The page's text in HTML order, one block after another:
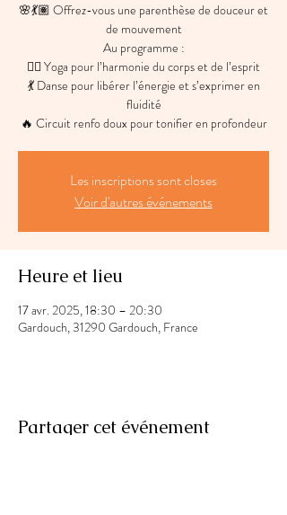
🌸💃🏽 Offrez-vous une parenthèse de douceur et
de mouvement
Au programme :
🧘‍♀️ Yoga pour l’harmonie du corps et de l’esprit
💃 Danse pour libérer l’énergie et s’exprimer en
fluidité
🔥 Circuit renfo doux pour tonifier en profondeur
Les inscriptions sont closes
Voir d'autres événements
Heure et lieu
17 avr. 2025, 18:30 – 20:30
Gardouch, 31290 Gardouch, France
Partager cet événement